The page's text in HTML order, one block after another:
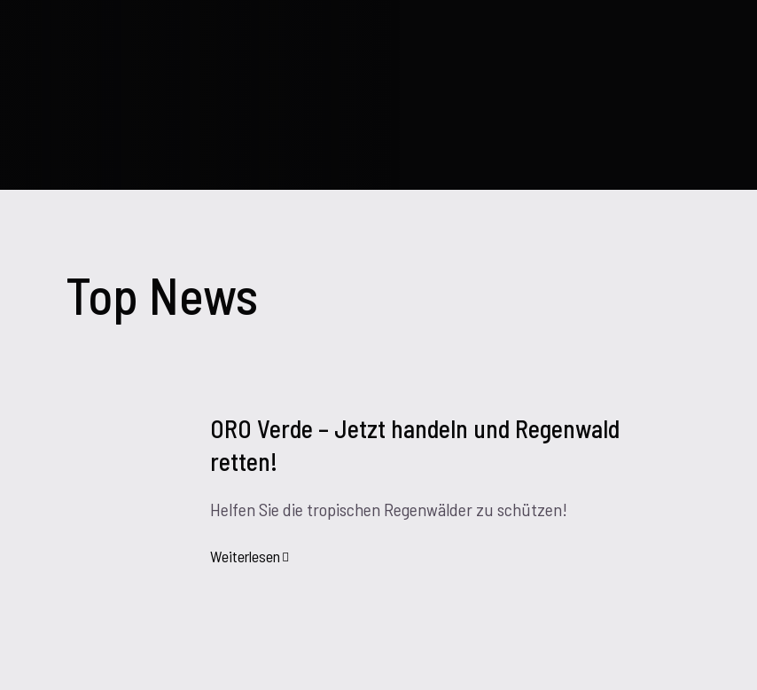
Top News
ORO Verde – Jetzt handeln und Regenwald
retten!
Helfen Sie die tropischen Regenwälder zu schützen!
Weiterlesen